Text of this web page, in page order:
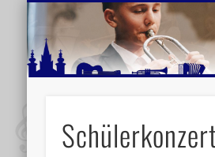
MUSIKSCHULE
AKTUELLESCHULE
VIDEOS
WEITERE